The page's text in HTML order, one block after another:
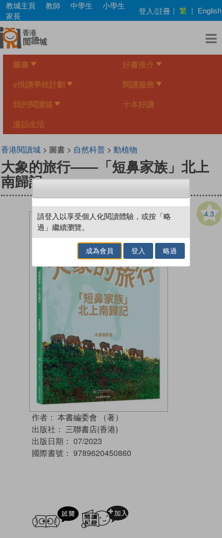
Skip
main
content
教城主頁 教師 中學生
小學生
家長
登入/註冊 | 繁 | English
圖書 好書推介
e悅讀學校計劃 閱讀服務
我的閱讀城 十本好讀
漫話生活
香港閱讀城> 圖書 > 自然科普> 動植物
大象的旅行——「短鼻家族」北上
南歸記
4.3
作者： 本書編委會 （著）
出版社： 三聯書店(香港)
出版日期： 07/2023
國際書號： 9789620450860
試閲
請登入以享受個人化閱讀體驗，或按「略
過」繼續瀏覽。
成為會員 登入 略過